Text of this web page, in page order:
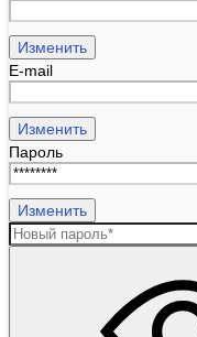
Изменить
E-mail
Изменить
Пароль
Изменить